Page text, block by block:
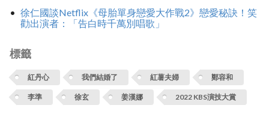
徐仁國談Netflix《母胎單身戀愛大作戰2》戀愛秘訣！笑
勸出演者：「告白時千萬別唱歌」
標籤
紅丹心 我們結婚了 紅薯夫婦 鄭容和
李準 徐玄 姜漢娜 2022 KBS演技大賞